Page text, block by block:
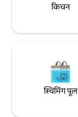
किचन
स्विमिंग पूल